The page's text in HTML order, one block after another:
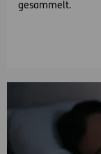
gesammelt.